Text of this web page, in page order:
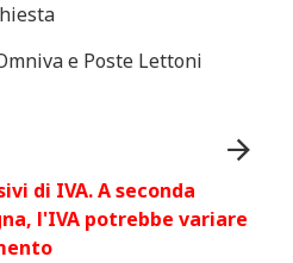
e Poste Lettoni
di IVA. A seconda
l'IVA potrebbe variare